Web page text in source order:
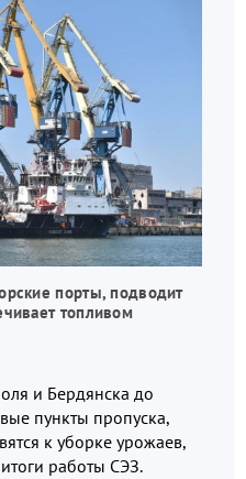
порты, подводит
топливом
и Бердянска до
пункты пропуска,
к уборке урожаев,
работы СЭЗ.